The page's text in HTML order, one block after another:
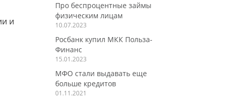
и
Про беспроцентные займы
физическим лицам
10.07.2023
Росбанк купил МКК Польза-
Финанс
15.01.2023
МФО стали выдавать еще
больше кредитов
01.11.2021